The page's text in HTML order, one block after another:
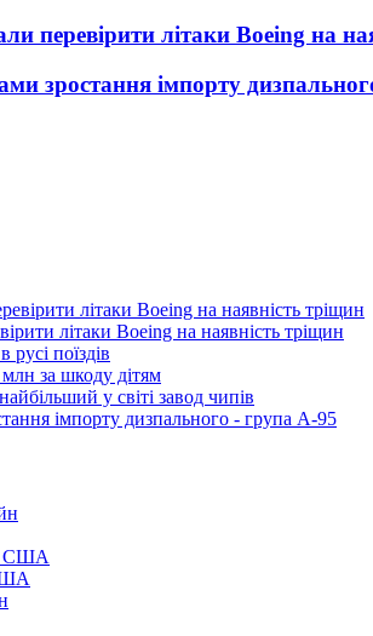
перевірити літаки Boeing на
зростання імпорту
літаки Boeing на наявність тріщин
поїздів
за шкоду дітям
у світі завод чипів
імпорту дизпального - група А-95